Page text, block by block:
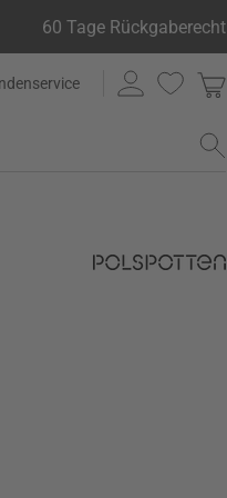
60 Tage Rückgaberecht